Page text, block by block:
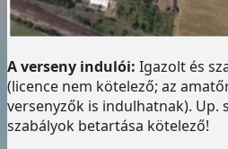
A verseny indulói: Igazolt és
(licence nem kötelező; az
versenyzők is indulhatnak). Up.
szabályok betartása kötelező!